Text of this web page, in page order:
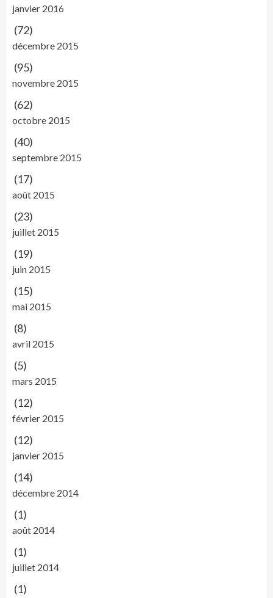
janvier 2016
(72)
décembre 2015
(95)
novembre 2015
(62)
octobre 2015
(40)
septembre 2015
(17)
août 2015
(23)
juillet 2015
(19)
juin 2015
(15)
mai 2015
(8)
avril 2015
(5)
mars 2015
(12)
février 2015
(12)
janvier 2015
(14)
décembre 2014
(1)
août 2014
(1)
juillet 2014
(1)